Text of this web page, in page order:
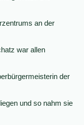
an der
war allen
der
und so nahm sie